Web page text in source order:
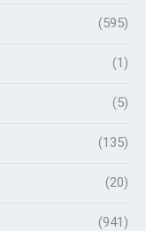
(595)
(1)
(5)
(135)
(20)
(941)